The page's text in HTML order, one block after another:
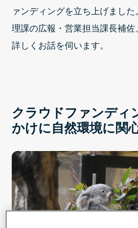
ァンディングを立ち上げまし
理課の広報・営業担当課長補佐
詳しくお話を伺います。
クラウドファンディ
かけに自然環境に関